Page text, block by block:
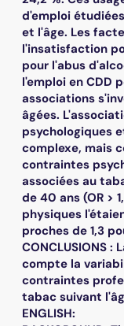
d'emploi
et l'âge. Les
l'insatisfaction
pour l'abus
l'emploi en CDD
associations
âgées.
psychologiques
complexe, mais
contraintes
associées au
de 40 ans (OR >
physiques
proches de 1,3
CONCLUSIONS
compte la
contraintes
tabac suivant
ENGLISH: